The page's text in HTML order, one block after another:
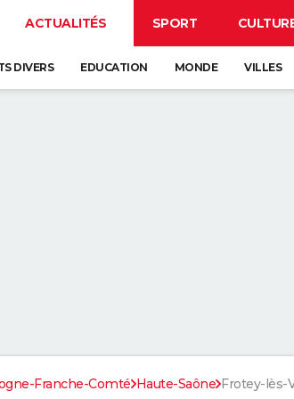
ACTUALITÉS SPORT
DIVERS EDUCATION MONDE VILLES
Franche-Comté Haute-Saône Frotey-lès-